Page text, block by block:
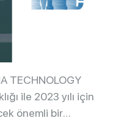
TECHNOLOGY
ile 2023 yılı için
önemli bir